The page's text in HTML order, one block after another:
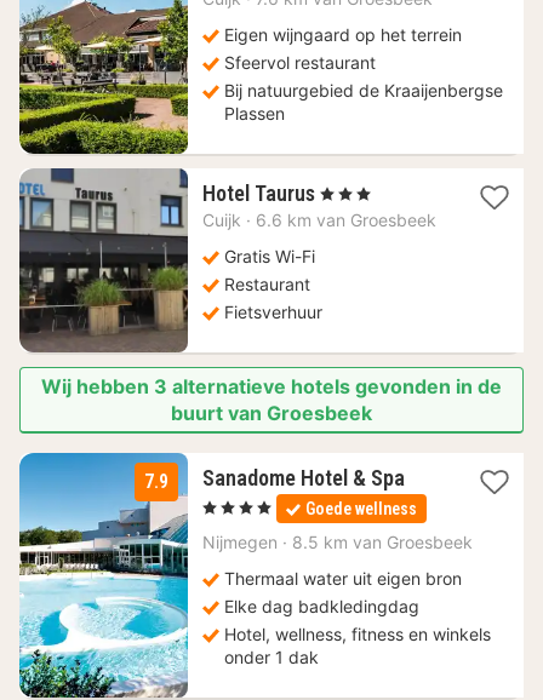
Eigen wijngaard op het terrein
Sfeervol restaurant
Bij natuurgebied de Kraaijenbergse
Plassen
Hotel Taurus 1
nacht
, 3 Sterren
Cuijk · 6.6 km van Groesbeek
Gratis Wi-Fi
Restaurant
Fietsverhuur
Wij hebben 3 alternatieve hotels gevonden in de
buurt van Groesbeek
7.9 Sanadome Hotel & Spa1
nacht
vanaf
164
, 4 Sterren Goede wellness
Nijmegen · 8.5 km van Groesbeek
Thermaal water uit eigen bron
Elke dag badkledingdag
Hotel, wellness, fitness en winkels
onder 1 dak